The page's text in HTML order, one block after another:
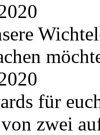
für
zwei